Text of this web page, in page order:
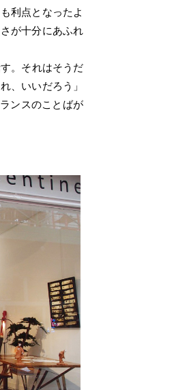
利点となったよ
が十分にあふれ
。それはそうだ
、いいだろう」
ンスのことばが